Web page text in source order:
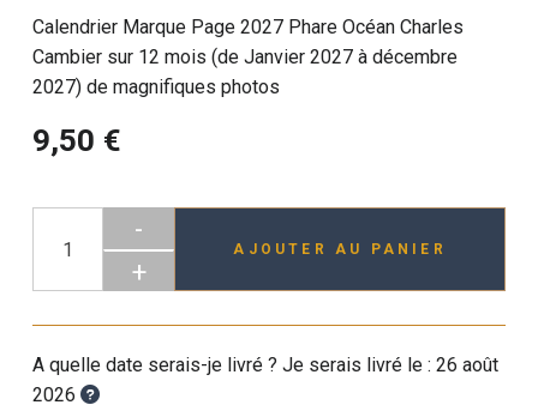
Calendrier Marque Page 2027 Phare Océan Charles
Cambier sur 12 mois (de Janvier 2027 à décembre
2027) de magnifiques photos
9,50 €
-
+
AJOUTER AU PANIER
A quelle date serais-je livré ? Je serais livré le :26 août
2026